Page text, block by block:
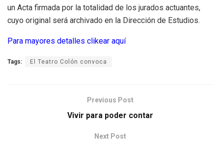
un Acta firmada por la totalidad de los jurados actuantes,
cuyo original será archivado en la Dirección de Estudios.
Para mayores detalles clikear aquí
Tags: El Teatro Colón convoca
Previous Post
Vivir para poder contar
Next Post